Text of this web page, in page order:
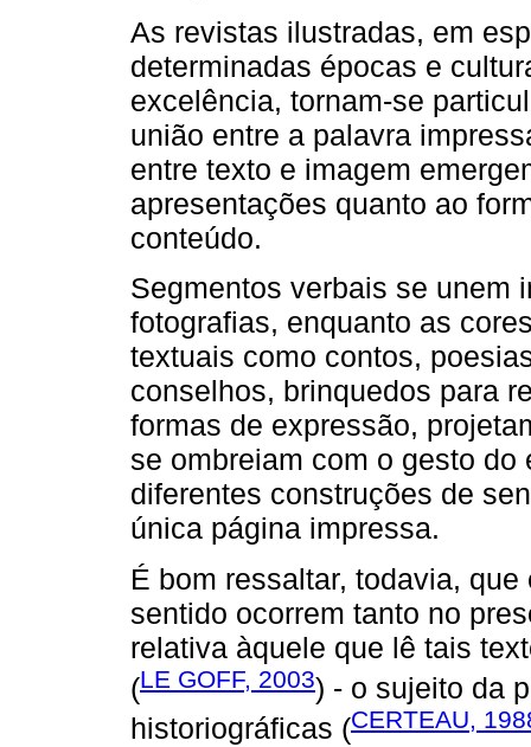
As revistas ilustradas, em
determinadas épocas e
excelência, tornam-se
união entre a palavra
entre texto e imagem
apresentações quanto ao
conteúdo.
Segmentos verbais se unem
fotografias, enquanto as
textuais como contos,
conselhos, brinquedos para
formas de expressão,
se ombreiam com o gesto
diferentes construções de
única página impressa.
É bom ressaltar, todavia,
sentido ocorrem tanto no
relativa àquele que lê tais
(LE GOFF, 2003) - o sujeito da
historiográficas (CERTEAU,